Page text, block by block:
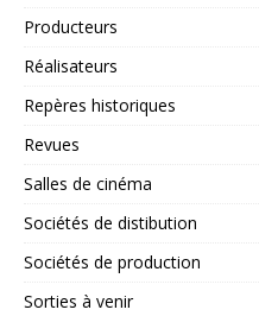
Producteurs
Réalisateurs
Repères historiques
Revues
Salles de cinéma
Sociétés de distibution
Sociétés de production
Sorties à venir